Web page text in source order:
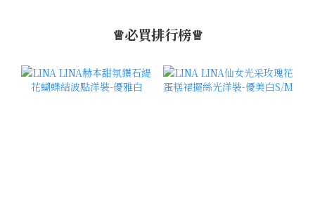
♕必買排行榜♕